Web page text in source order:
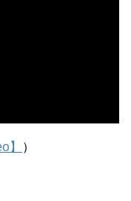
】 ）